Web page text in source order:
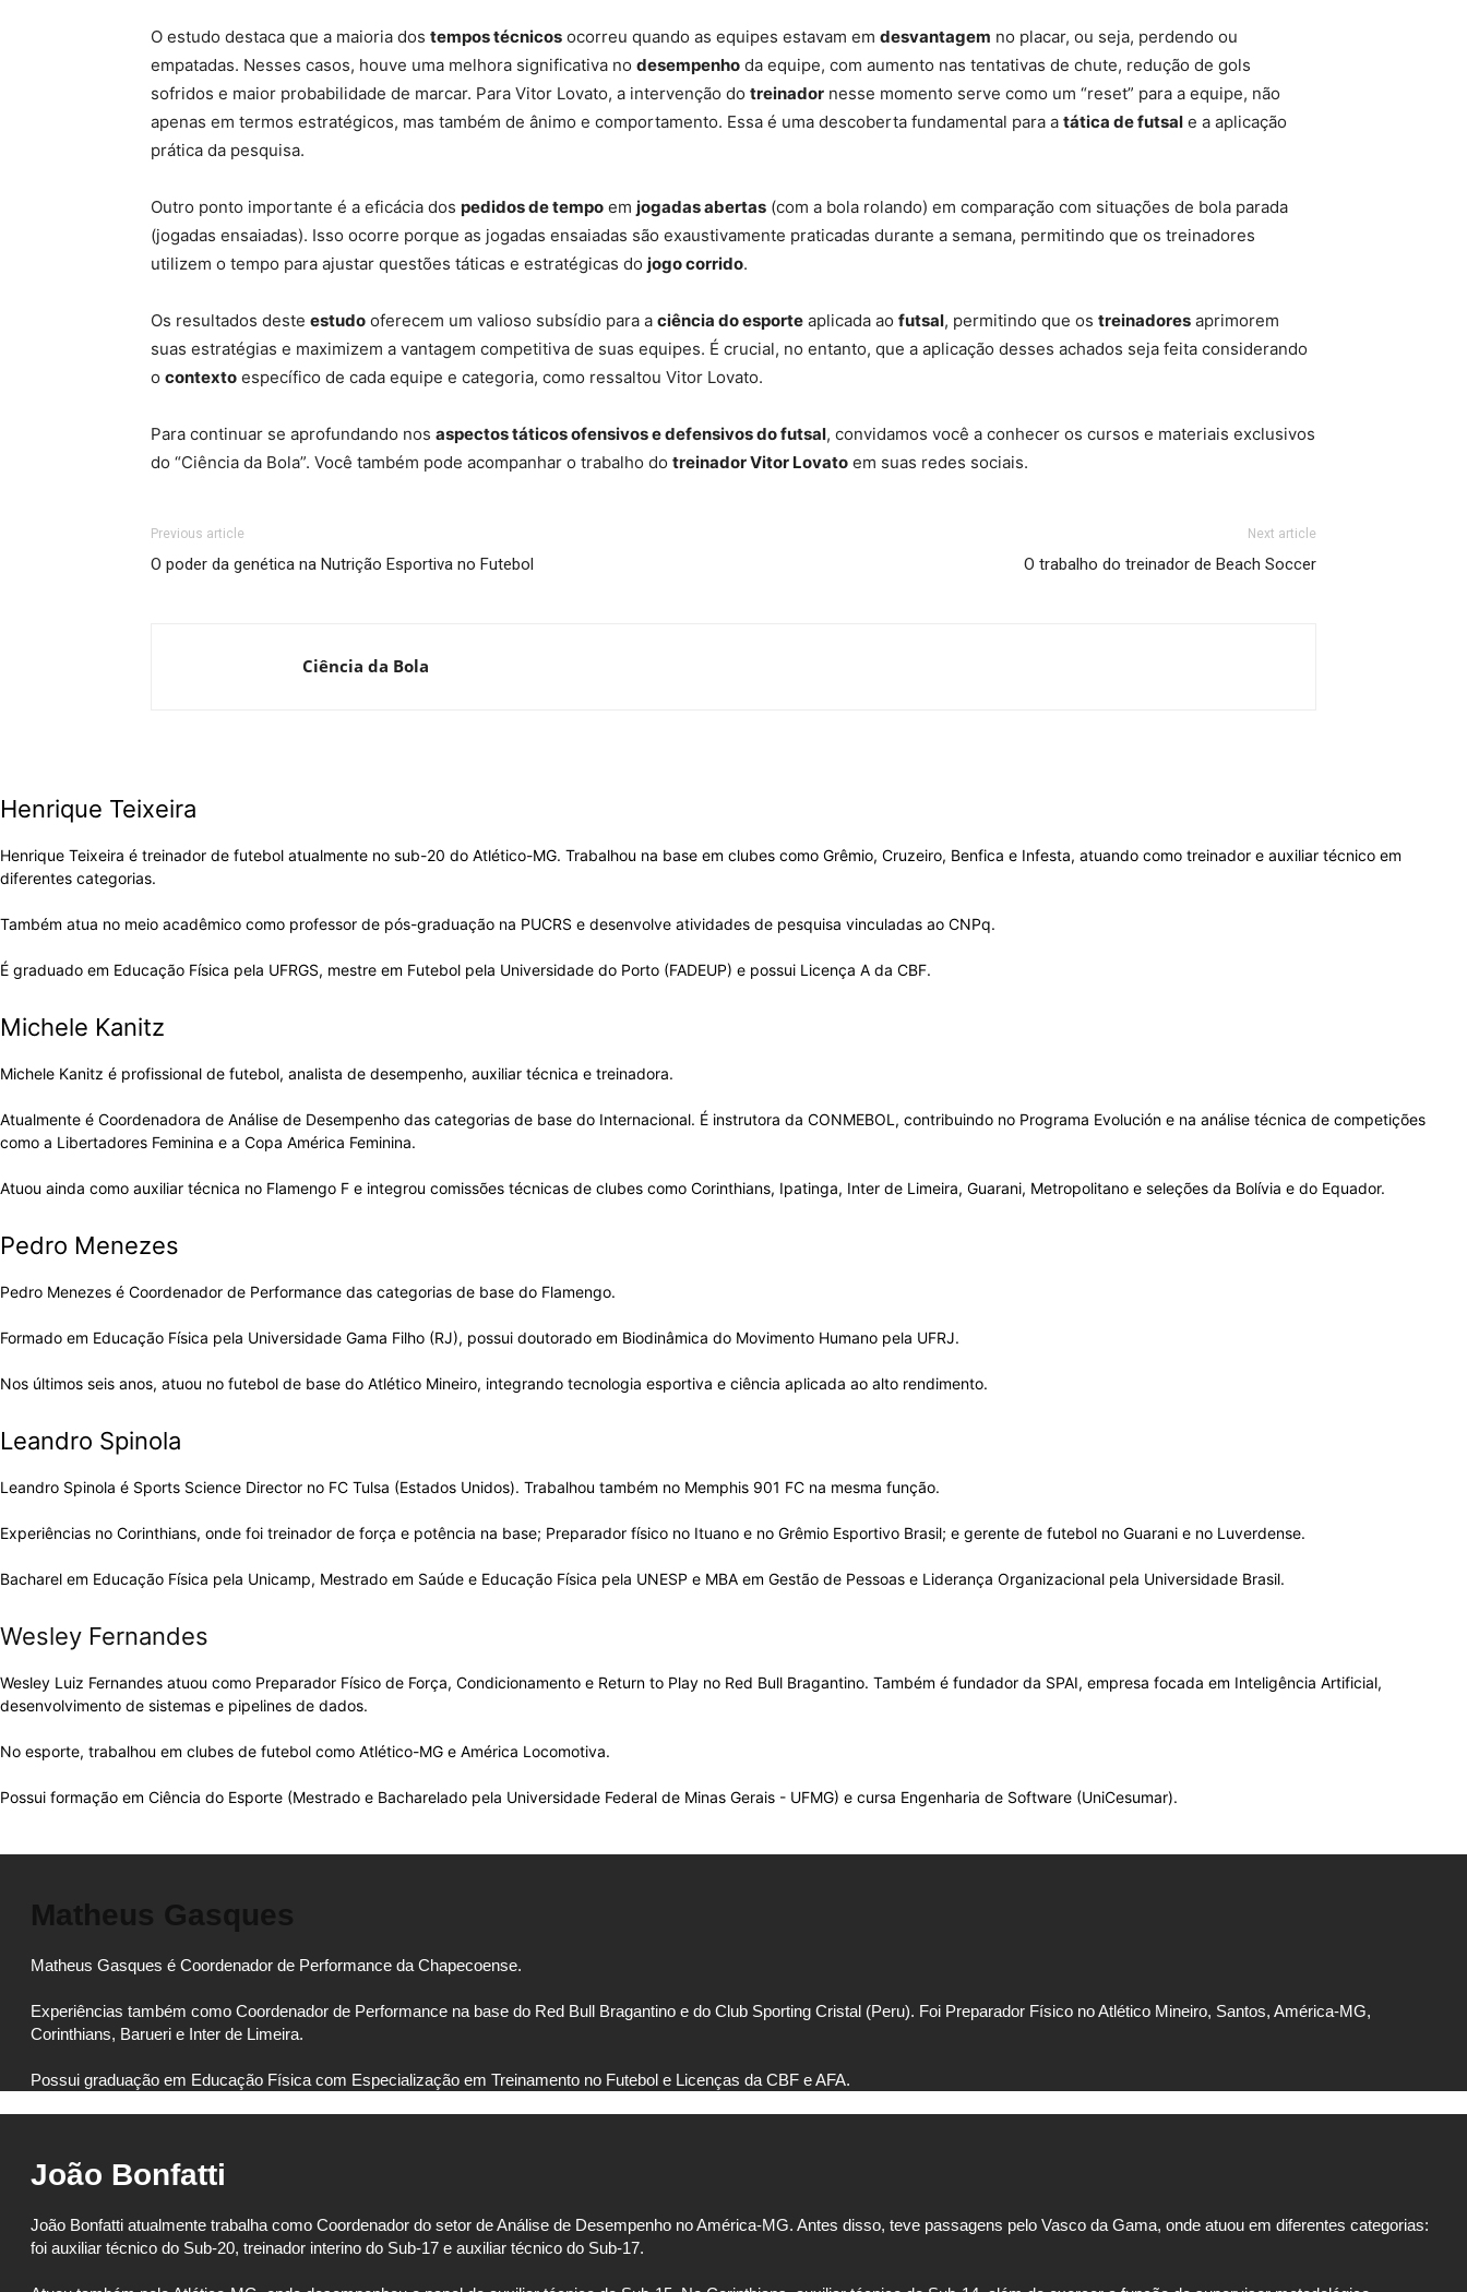
O estudo destaca que a maioria dos tempos técnicos ocorreu quando as equipes estavam em desvantagem no placar, ou seja, perdendo ou
empatadas. Nesses casos, houve uma melhora significativa no desempenho da equipe, com aumento nas tentativas de chute, redução de gols
sofridos e maior probabilidade de marcar. Para Vitor Lovato, a intervenção do treinador nesse momento serve como um “reset” para a equipe, não
apenas em termos estratégicos, mas também de ânimo e comportamento. Essa é uma descoberta fundamental para a tática de futsal e a aplicação
prática da pesquisa.
Outro ponto importante é a eficácia dos pedidos de tempo em jogadas abertas (com a bola rolando) em comparação com situações de bola parada
(jogadas ensaiadas). Isso ocorre porque as jogadas ensaiadas são exaustivamente praticadas durante a semana, permitindo que os treinadores
utilizem o tempo para ajustar questões táticas e estratégicas do jogo corrido.
Os resultados deste estudo oferecem um valioso subsídio para a ciência do esporte aplicada ao futsal, permitindo que os treinadores aprimorem
suas estratégias e maximizem a vantagem competitiva de suas equipes. É crucial, no entanto, que a aplicação desses achados seja feita considerando
o contexto específico de cada equipe e categoria, como ressaltou Vitor Lovato.
Para continuar se aprofundando nos aspectos táticos ofensivos e defensivos do futsal, convidamos você a conhecer os cursos e materiais exclusivos
do “Ciência da Bola”. Você também pode acompanhar o trabalho do treinador Vitor Lovato em suas redes sociais.
Previous article
O poder da genética na Nutrição Esportiva no Futebol
Next article
O trabalho do treinador de Beach Soccer
Ciência da Bola
Henrique Teixeira
Henrique Teixeira é treinador de futebol atualmente no sub-20 do Atlético-MG. Trabalhou na base em clubes como Grêmio, Cruzeiro, Benfica e Infesta, atuando como treinador e auxiliar técnico em
diferentes categorias.
Também atua no meio acadêmico como professor de pós-graduação na PUCRS e desenvolve atividades de pesquisa vinculadas ao CNPq.
É graduado em Educação Física pela UFRGS, mestre em Futebol pela Universidade do Porto (FADEUP) e possui Licença A da CBF.
Michele Kanitz
Michele Kanitz é profissional de futebol, analista de desempenho, auxiliar técnica e treinadora.
Atualmente é Coordenadora de Análise de Desempenho das categorias de base do Internacional. É instrutora da CONMEBOL, contribuindo no Programa Evolución e na análise técnica de competições
como a Libertadores Feminina e a Copa América Feminina.
Atuou ainda como auxiliar técnica no Flamengo F e integrou comissões técnicas de clubes como Corinthians, Ipatinga, Inter de Limeira, Guarani, Metropolitano e seleções da Bolívia e do Equador.
Pedro Menezes
Pedro Menezes é Coordenador de Performance das categorias de base do Flamengo.
Formado em Educação Física pela Universidade Gama Filho (RJ), possui doutorado em Biodinâmica do Movimento Humano pela UFRJ.
Nos últimos seis anos, atuou no futebol de base do Atlético Mineiro, integrando tecnologia esportiva e ciência aplicada ao alto rendimento.
Leandro Spinola
Leandro Spinola é Sports Science Director no FC Tulsa (Estados Unidos). Trabalhou também no Memphis 901 FC na mesma função.
Experiências no Corinthians, onde foi treinador de força e potência na base; Preparador físico no Ituano e no Grêmio Esportivo Brasil; e gerente de futebol no Guarani e no Luverdense.
Bacharel em Educação Física pela Unicamp, Mestrado em Saúde e Educação Física pela UNESP e MBA em Gestão de Pessoas e Liderança Organizacional pela Universidade Brasil.
Wesley Fernandes
Wesley Luiz Fernandes atuou como Preparador Físico de Força, Condicionamento e Return to Play no Red Bull Bragantino. Também é fundador da SPAI, empresa focada em Inteligência Artificial,
desenvolvimento de sistemas e pipelines de dados.
No esporte, trabalhou em clubes de futebol como Atlético-MG e América Locomotiva.
Possui formação em Ciência do Esporte (Mestrado e Bacharelado pela Universidade Federal de Minas Gerais - UFMG) e cursa Engenharia de Software (UniCesumar).
Matheus Gasques
Matheus Gasques é Coordenador de Performance da Chapecoense.
Experiências também como Coordenador de Performance na base do Red Bull Bragantino e do Club Sporting Cristal (Peru). Foi Preparador Físico no Atlético Mineiro, Santos, América-MG,
Corinthians, Barueri e Inter de Limeira.
Possui graduação em Educação Física com Especialização em Treinamento no Futebol e Licenças da CBF e AFA.
João Bonfatti
João Bonfatti atualmente trabalha como Coordenador do setor de Análise de Desempenho no América-MG. Antes disso, teve passagens pelo Vasco da Gama, onde atuou em diferentes categorias:
foi auxiliar técnico do Sub-20, treinador interino do Sub-17 e auxiliar técnico do Sub-17.